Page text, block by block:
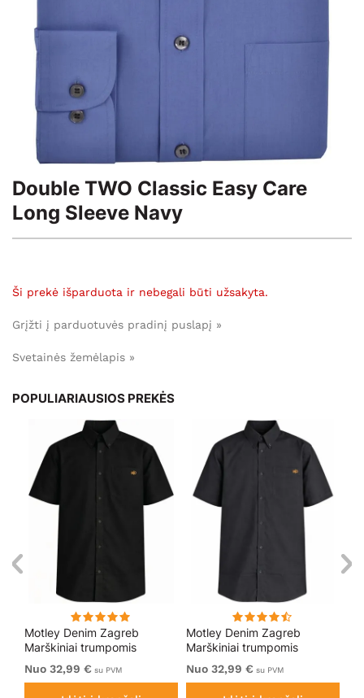
Double TWO Classic Easy Care
Long Sleeve Navy
Ši prekė išparduota ir nebegali būti užsakyta.
Grįžti į parduotuvės pradinį puslapį »
Svetainės žemėlapis »
POPULIARIAUSIOS PREKĖS
Motley Denim Zagreb
Marškiniai trumpomis
rankovėmis Juoda
Nuo 32,99 € su PVM
Motley Denim Zagreb
Marškiniai trumpomis
rankovėmis Tamsiai pilka
Nuo 32,99 € su PVM